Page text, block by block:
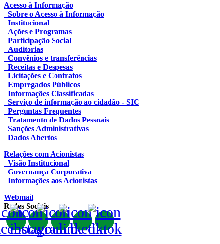
Acesso à Informação
Sobre o Acesso à Informação
Institucional
Ações e Programas
Participação Social
Auditorias
Convênios e transferências
Receitas e Despesas
Licitações e Contratos
Empregados Públicos
Informações Classificadas
Serviço de informação ao cidadão - SIC
Perguntas Frequentes
Tratamento de Dados Pessoais
Sanções Administrativas
Dados Abertos
Relações com Acionistas
Visão Institucional
Governança Corporativa
Informações aos Acionistas
Webmail
Redes Sociais